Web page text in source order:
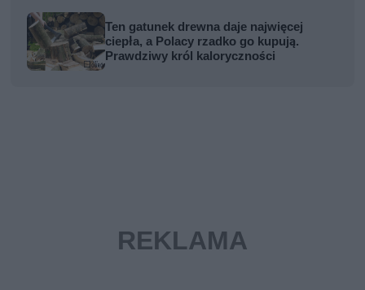
Ten gatunek drewna daje najwięcej
ciepła, a Polacy rzadko go kupują.
Prawdziwy król kaloryczności